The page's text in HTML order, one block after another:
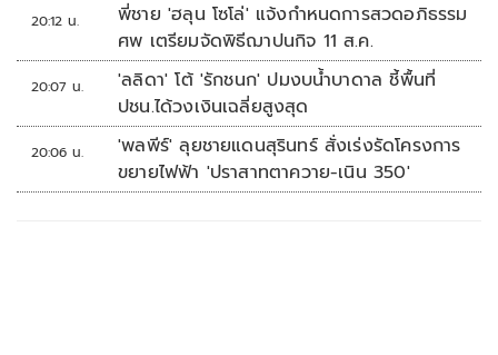
20:12 น.
พี่ชาย 'ฮลุน โซโล่' แจ้งกำหนดการสวดอภิธรรม
ศพ เตรียมจัดพิธีฌาปนกิจ 11 ส.ค.
20:07 น.
'ลลิดา' โต้ 'รักชนก' ปมงบน้ำบาดาล ชี้พื้นที่
ปชน.ได้วงเงินเฉลี่ยสูงสุด
20:06 น.
'พลพีร์' ลุยชายแดนสุรินทร์ สั่งเร่งรัดโครงการ
ขยายไฟฟ้า 'ปราสาทตาควาย-เนิน 350'